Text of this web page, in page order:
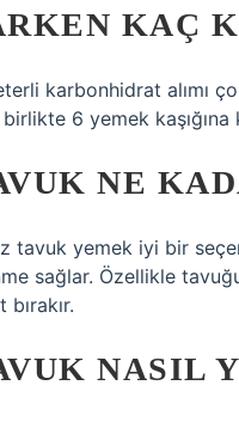
KAÇ
karbonhidrat alımı
6 yemek
NE
tavuk yemek iyi bir
sağlar. Özellikle
NASIL